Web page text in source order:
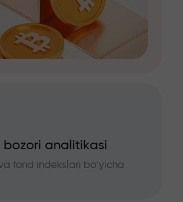
bozori analitikasi
fond indekslari bo‘yicha